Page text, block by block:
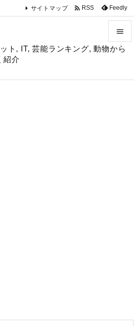
ト, IT, 芸能ランキング, 動物から
紹介



サイトマップ  RSS Feedly